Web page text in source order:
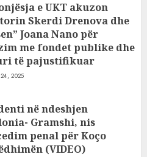
e UKT akuzon
Skerdi Drenova dhe
Joana Nano për
me fondet publike dhe
të pajustifikuar
24, 2025
në ndeshjen
Gramshi, nis
penal për Koço
(VIDEO)